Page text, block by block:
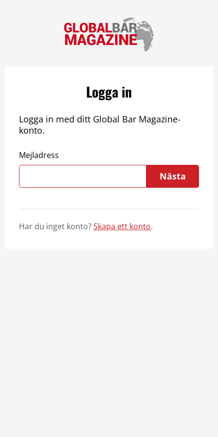
Logga in
Logga in med ditt Global Bar Magazine-
konto.
Mejladress
Nästa
Har du inget konto?Skapa ett konto.